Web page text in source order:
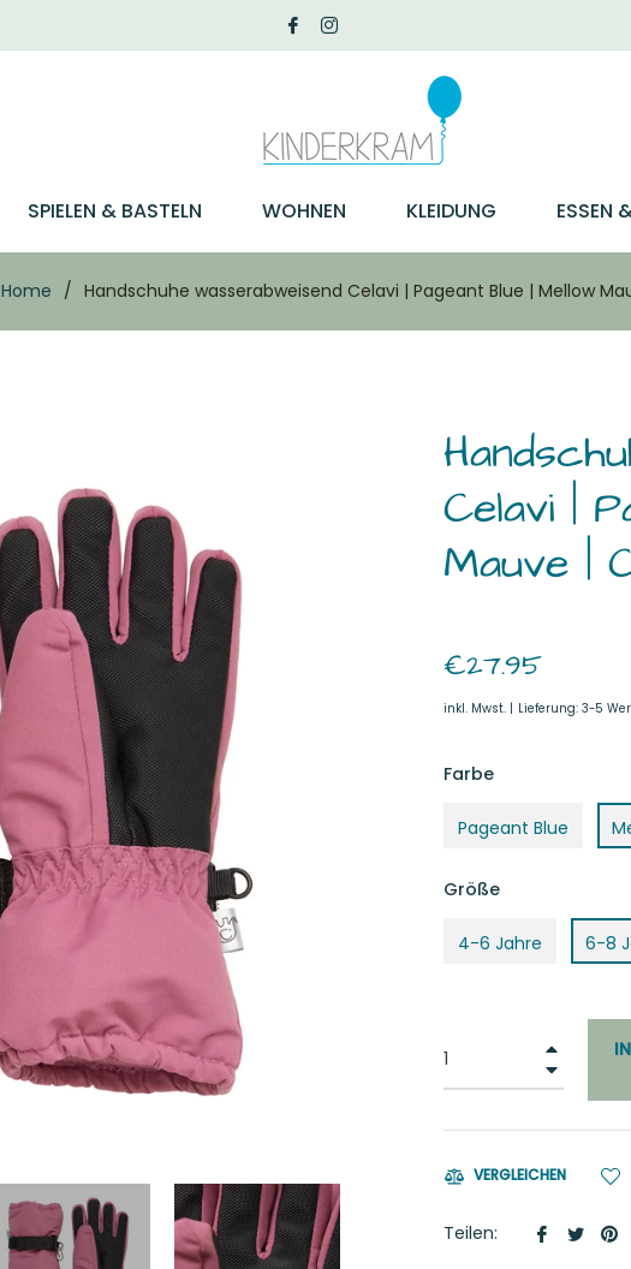
SPIELEN & BASTELN WOHNEN KLEIDUNG ESSEN
Home / Handschuhe wasserabweisend Celavi | Pageant Blue | Mellow
Celavi |
Mauve |
Normaler
€27.95
inkl. Mwst. | Lieferung: 3-5
Farbe
Pageant Blue
Größe
4-6 Jahre 6-8
VERGLEICHEN
Teilen:
Auf
Auf